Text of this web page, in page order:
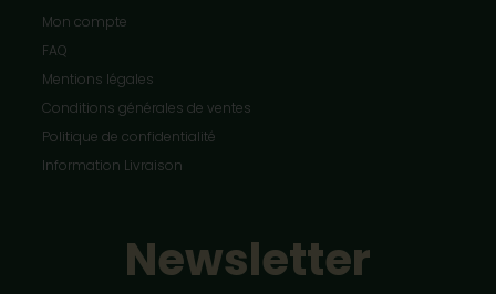
Mon compte
FAQ
Mentions légales
Conditions générales de ventes
Politique de confidentialité
Information Livraison
Newsletter